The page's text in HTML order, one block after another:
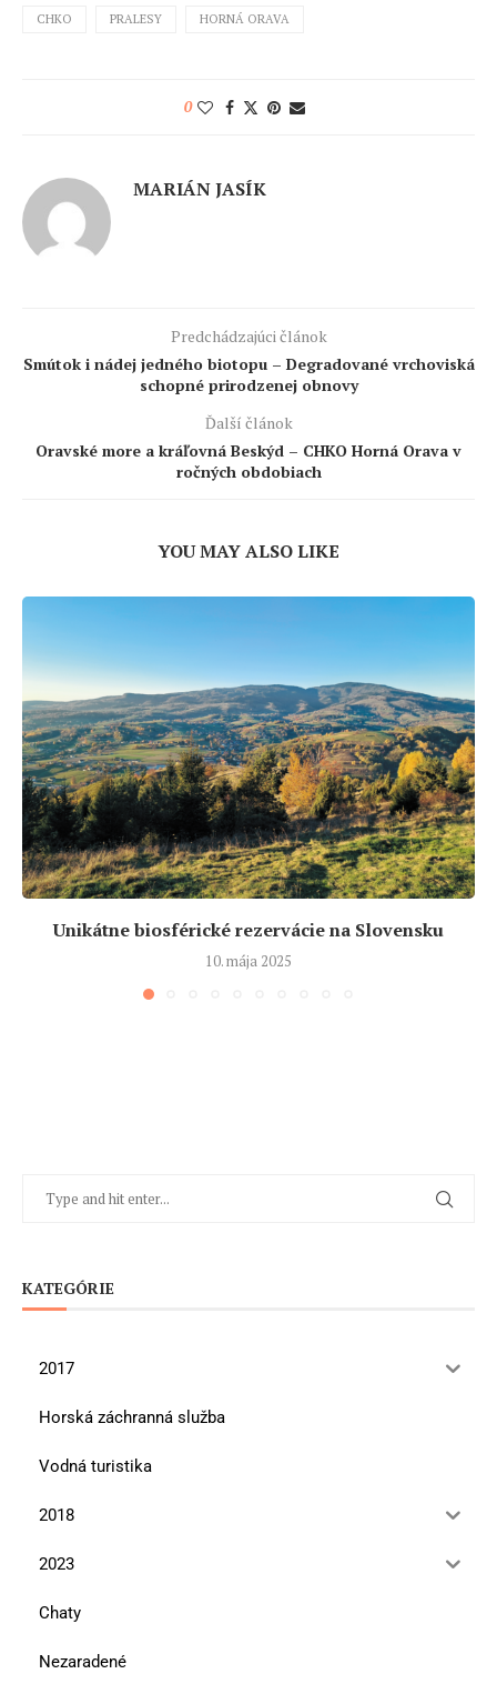
CHKO PRALESY HORNÁ ORAVA
0
MARIÁN JASÍK
Predchádzajúci článok
Smútok i nádej jedného biotopu – Degradované vrchoviská
schopné prirodzenej obnovy
Ďalší článok
Oravské more a kráľovná Beskýd – CHKO Horná Orava v
ročných obdobiach
YOU MAY ALSO LIKE
Unikátne biosférické rezervácie na Slovensku
10. mája 2025
KATEGÓRIE
2017
Horská záchranná služba
Vodná turistika
2018
2023
Chaty
Nezaradené